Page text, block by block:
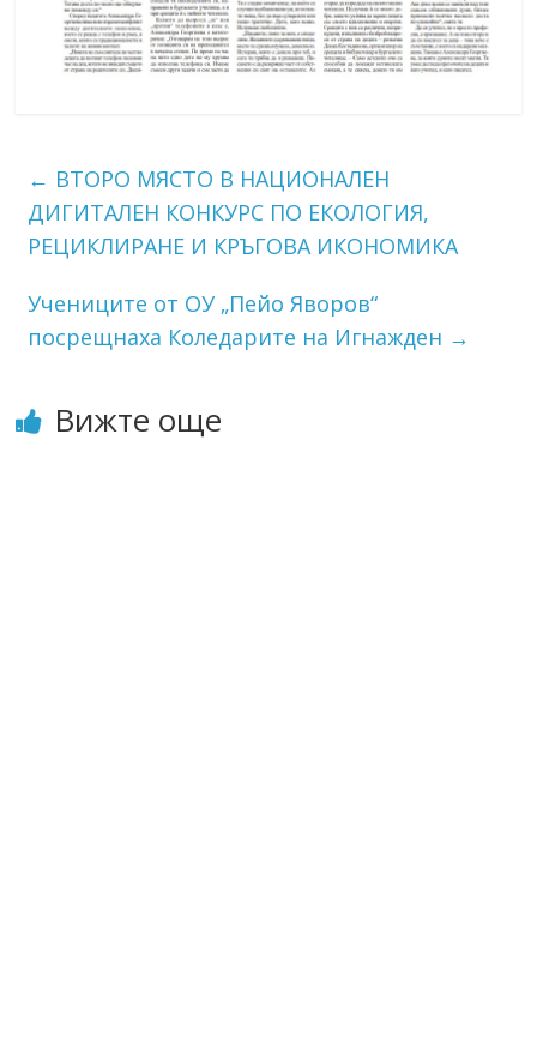
← ВТОРО МЯСТО В НАЦИОНАЛЕН
ДИГИТАЛЕН КОНКУРС ПО ЕКОЛОГИЯ,
РЕЦИКЛИРАНЕ И КРЪГОВА ИКОНОМИКА
Учениците от ОУ „Пейо Яворов“
посрещнаха Коледарите на Игнажден →
Вижте още